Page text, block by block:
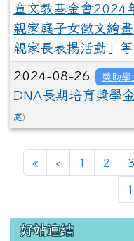
童文教基金會2024
親家庭子女徵文繪
親家長表揚活動」
2024-08-26 獎助學
DNA長期培育獎學
處)
«第一頁
‹ 上一頁
1 2 3
左邊區域內容
好站連結